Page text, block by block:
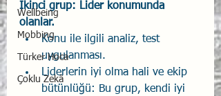
Wellbeing
Mobbing
Türker Hoca
Çoklu Zekâ
İkinci grup: Lider konumunda
olanlar.
Konu ile ilgili analiz, test
uygulanması.
Liderlerin iyi olma hali ve ekip
bütünlüğü: Bu grup, kendi iyi